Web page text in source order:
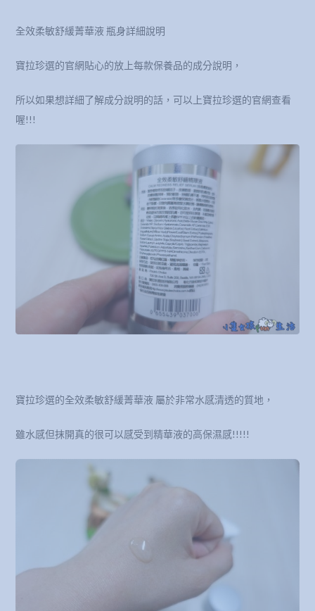
全效柔敏舒緩菁華液 瓶身詳細說明
寶拉珍選的官網貼心的放上每款保養品的成分說明，
所以如果想詳細了解成分說明的話，可以上寶拉珍選的官網查看
喔!!!
寶拉珍選的全效柔敏舒緩菁華液 屬於非常水感清透的質地，
雖水感但抹開真的很可以感受到精華液的高保濕感!!!!!